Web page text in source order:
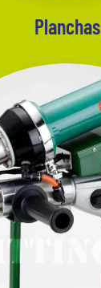
Planchas